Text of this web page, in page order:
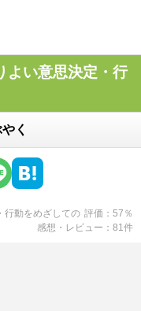
よい意思決定・行
く
行動をめざしての 評価 57 ％
感想・レビュー
81 件